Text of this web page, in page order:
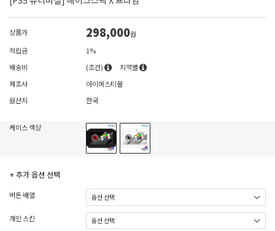
상품가 298,000원
적립금
1%
배송비
(조건)
지역별
제조사
아이에스티몰
원산지
한국
케이스 색상
+ 추가 옵션 선택
버튼 배열
개인 스킨